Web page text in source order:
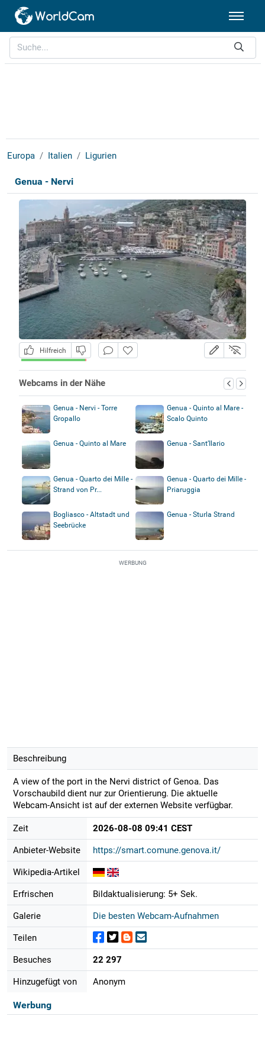
Europa Italien Ligurien
Genua - Nervi
Hilfreich
Webcams in der Nähe
Genua - Nervi - Torre
Gropallo
Genua - Quinto al Mare -
Scalo Quinto
Genua - Quinto al Mare Genua - Sant’Ilario
Genua - Quarto dei Mille -
Strand von Pr...
Genua - Quarto dei Mille -
Priaruggia
Bogliasco - Altstadt und
Seebrücke
Genua - Sturla Strand
WERBUNG
Beschreibung
A view of the port in the Nervi district of Genoa. Das
Vorschaubild dient nur zur Orientierung. Die aktuelle
Webcam-Ansicht ist auf der externen Website verfügbar.
Zeit 2026-08-08 09:41 CEST
Anbieter-Website https://smart.comune.genova.it/
Wikipedia-Artikel
Erfrischen Bildaktualisierung: 5+ Sek.
Galerie Die besten Webcam-Aufnahmen
Teilen
Besuches 22 297
Hinzugefügt von Anonym
Werbung